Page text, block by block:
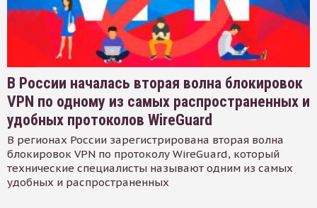
В России началась вторая волна блокировок
VPN по одному из самых распространенных и
удобных протоколов WireGuard
В регионах России зарегистрирована вторая волна
блокировок VPN по протоколу WireGuard, который
технические специалисты называют одним из самых
удобных и распространенных